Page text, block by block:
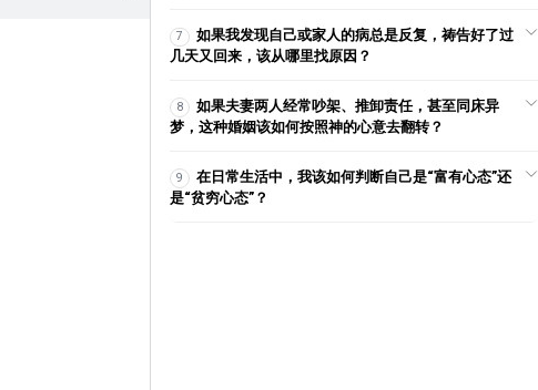
【讲道】- 十个探子的悲剧
2023-08-13
【讲道】管理系列04：管理我们
的感觉！
【主日线上祷告】- 耶和华是我得
7
如果我发现自己或家人的病总是反复，祷告好了过
几天又回来，该从哪里找原因？
8
如果夫妻两人经常吵架、推卸责任，甚至同床异
梦，这种婚姻该如何按照神的心意去翻转？
9
在日常生活中，我该如何判断自己是“富有心态”还
是“贫穷心态”？